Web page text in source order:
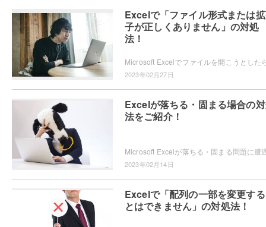
Excelで「ファイル形式または
子が正しくありません」の対処
法！
2023年02月27日
Excelが落ちる・固まる場合の
法をご紹介！
2023年02月14日
Excelで「配列の一部を変更す
とはできません」の対処法！